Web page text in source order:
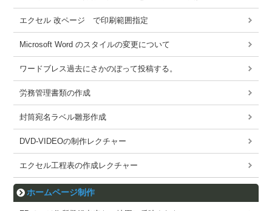
エクセル 改ページ で印刷範囲指定
Microsoft Word のスタイルの変更について
ワードブレス過去にさかのぼって投稿する。
労務管理書類の作成
封筒宛名ラベル雛形作成
DVD-VIDEOの制作レクチャー
エクセル工程表の作成レクチャー
ホームページ制作